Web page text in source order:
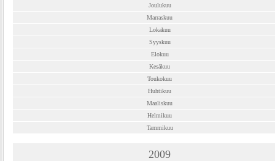
Joulukuu
Marraskuu
Lokakuu
Syyskuu
Elokuu
Kesäkuu
Toukokuu
Huhtikuu
Maaliskuu
Helmikuu
Tammikuu
2009